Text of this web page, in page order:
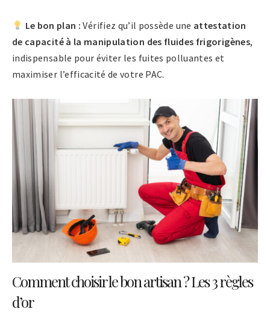
Le bon plan : Vérifiez qu’il possède une attestation
de capacité à la manipulation des fluides frigorigènes,
indispensable pour éviter les fuites polluantes et
maximiser l’efficacité de votre PAC.
Comment choisir le bon artisan ? Les 3 règles
d’or